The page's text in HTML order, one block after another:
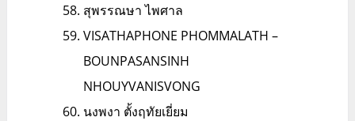
สุพรรณษา ไพศาล
VISATHAPHONE PHOMMALATH –
BOUNPASANSINH
NHOUYVANISVONG
นงพงา ตั้งฤทัยเยี่ยม